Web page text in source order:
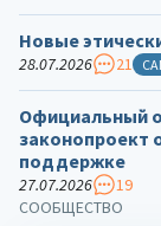
СООБЩЕСТВО
Новые
28.07.2026 21
Официальный
законопроект
поддержке
27.07.2026 19